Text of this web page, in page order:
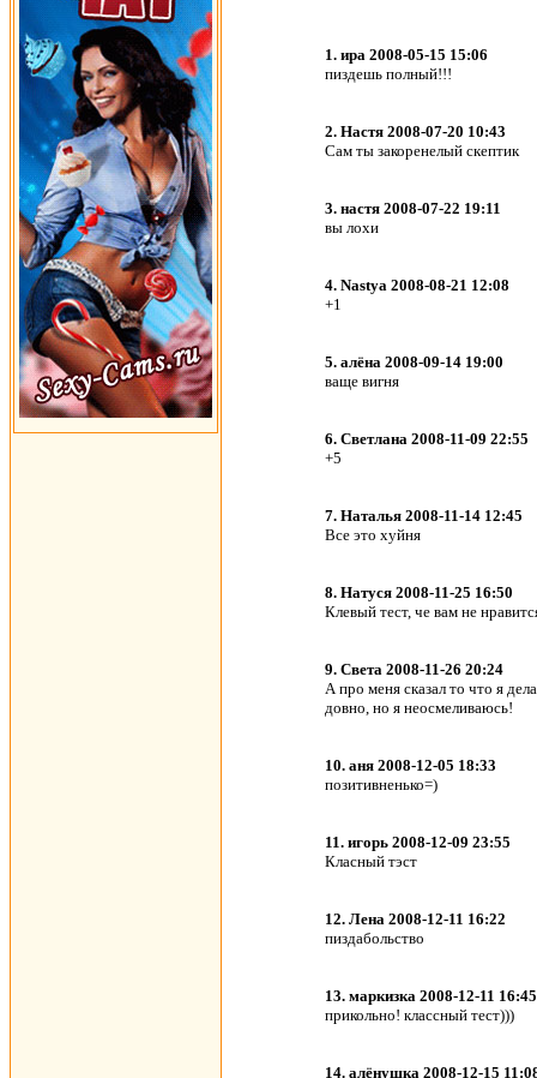
1. ира 2008-05-15 15:06
пиздешь полный!!!
2. Настя 2008-07-20 10:43
Сам ты закоренелый скептик
3. настя 2008-07-22 19:11
вы лохи
4. Nastya 2008-08-21 12:08
+1
5. алёна 2008-09-14 19:00
ваще вигня
6. Светлана 2008-11-09 22:55
+5
7. Наталья 2008-11-14 12:45
Все это хуйня
8. Натуся 2008-11-25 16:50
Клевый тест, че вам не
9. Света 2008-11-26 20:24
А про меня сказал то что я
довно, но я неосмеливаюсь!
10. аня 2008-12-05 18:33
позитивненько=)
11. игорь 2008-12-09 23:55
Класный тэст
12. Лена 2008-12-11 16:22
пиздабольство
13. маркизка 2008-12-11 16:45
прикольно! классный тест)))
14. алёнушка 2008-12-15